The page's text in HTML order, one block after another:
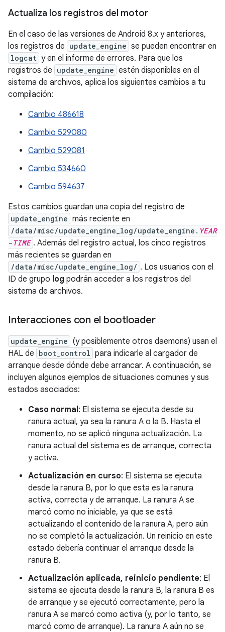
Actualiza los registros del motor
En el caso de las versiones de Android 8.x y anteriores,
los registros de update_engine se pueden encontrar en
logcat y en el informe de errores. Para que los
registros de update_engine estén disponibles en el
sistema de archivos, aplica los siguientes cambios a tu
compilación:
Cambio 486618
Cambio 529080
Cambio 529081
Cambio 534660
Cambio 594637
Estos cambios guardan una copia del registro de
update_engine más reciente en
/data/misc/update_engine_log/update_engine. YEAR
-TIME . Además del registro actual, los cinco registros
más recientes se guardan en
/data/misc/update_engine_log/ . Los usuarios con el
ID de grupo log podrán acceder a los registros del
sistema de archivos.
Interacciones con el bootloader
update_engine (y posiblemente otros daemons) usan el
HAL de boot_control para indicarle al cargador de
arranque desde dónde debe arrancar. A continuación, se
incluyen algunos ejemplos de situaciones comunes y sus
estados asociados:
Caso normal: El sistema se ejecuta desde su
ranura actual, ya sea la ranura A o la B. Hasta el
momento, no se aplicó ninguna actualización. La
ranura actual del sistema es de arranque, correcta
y activa.
Actualización en curso: El sistema se ejecuta
desde la ranura B, por lo que esta es la ranura
activa, correcta y de arranque. La ranura A se
marcó como no iniciable, ya que se está
actualizando el contenido de la ranura A, pero aún
no se completó la actualización. Un reinicio en este
estado debería continuar el arranque desde la
ranura B.
Actualización aplicada, reinicio pendiente: El
sistema se ejecuta desde la ranura B, la ranura B es
de arranque y se ejecutó correctamente, pero la
ranura A se marcó como activa (y, por lo tanto, se
marcó como de arranque). La ranura A aún no se